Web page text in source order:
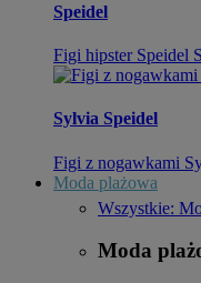
Speidel
Figi hipster Speidel
Sylvia Speidel
Figi z nogawkami
Moda plażowa
Wszystkie:
Moda